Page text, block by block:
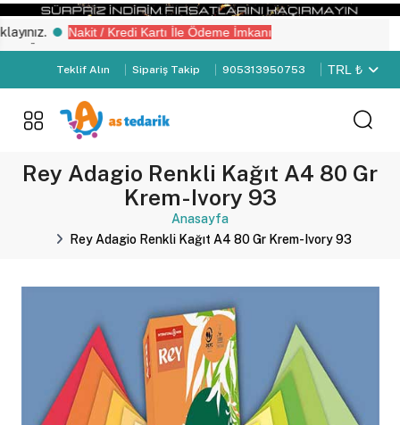
Girişi" yapın.
Nakit / Kredi Kartı İle Ödeme İmkanı
Teklif Alın Sipariş Takip 905313950753 TRL ₺
Rey Adagio Renkli Kağıt A4 80 Gr
Krem-Ivory 93
Anasayfa
Rey Adagio Renkli Kağıt A4 80 Gr Krem-Ivory 93